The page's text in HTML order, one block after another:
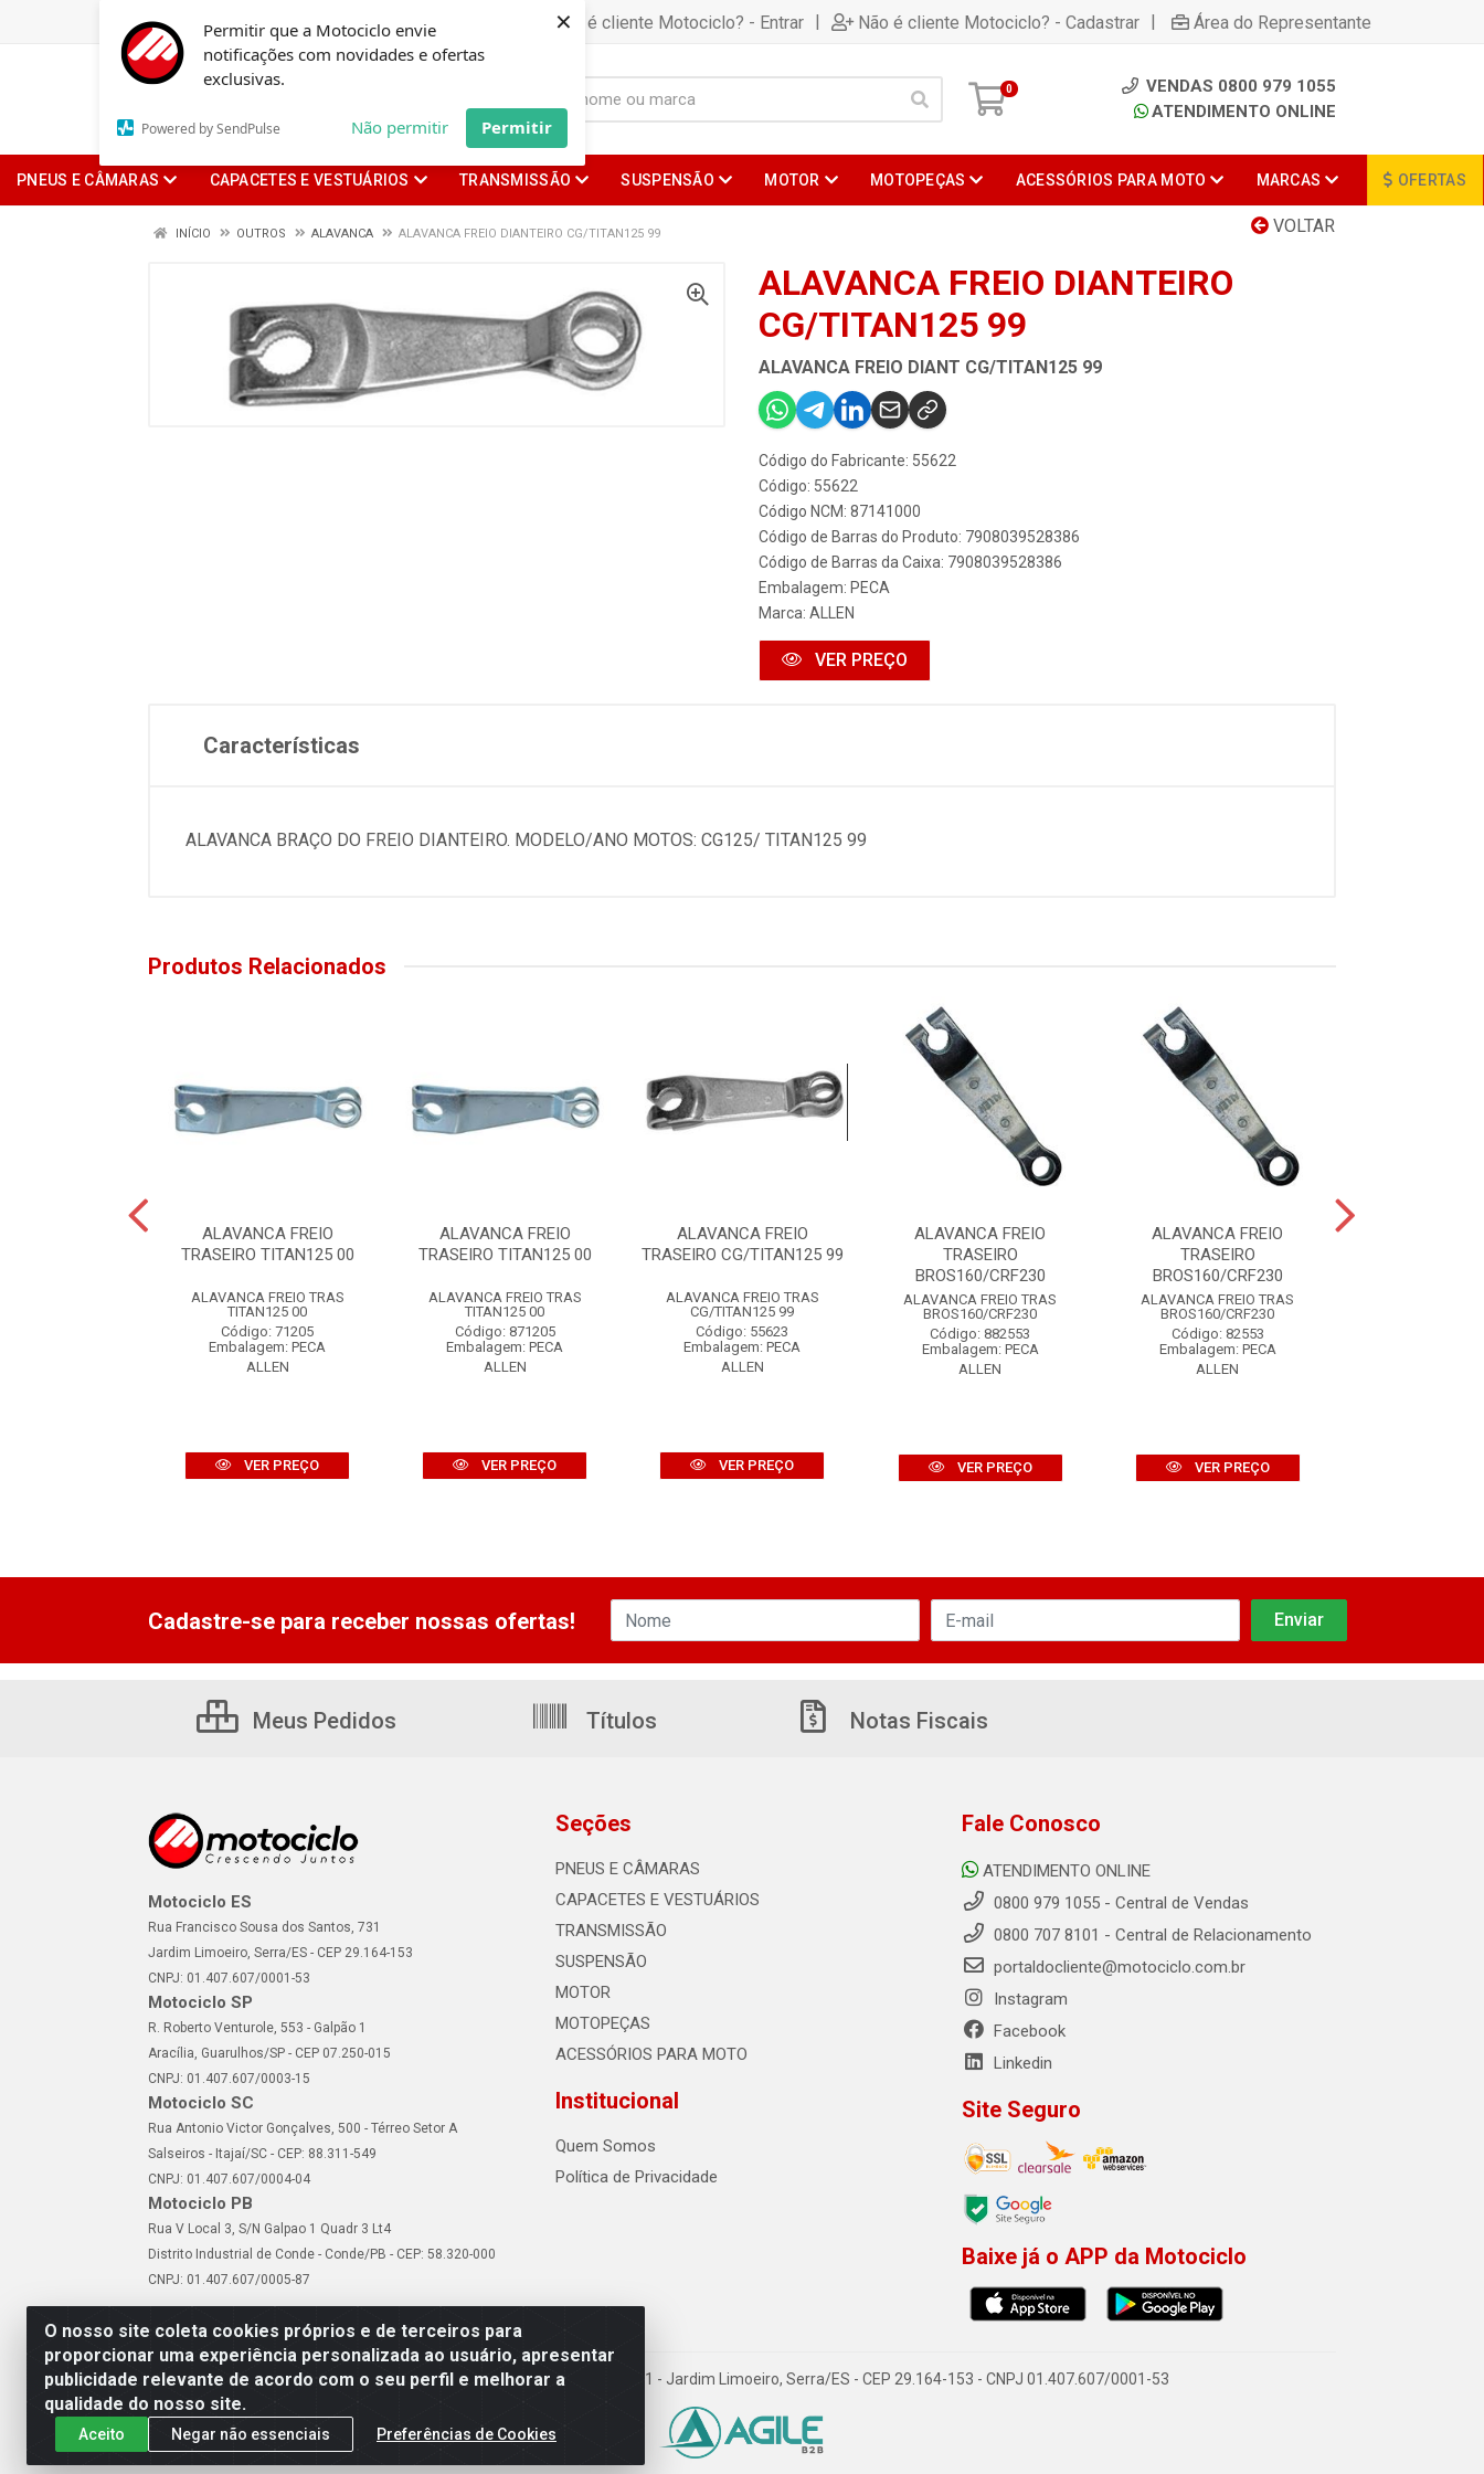
Permitir que a Motociclo envie
notificações com novidades e ofertas
exclusivas.
Powered by SendPulse Não permitir Permitir
×Já é cliente Motociclo? - Entrar | Não é cliente Motociclo? - Cadastrar | Área do Representante
0
VENDAS 0800 979 1055
ATENDIMENTO ONLINE
PNEUS E CÂMARAS CAPACETES E VESTUÁRIOS TRANSMISSÃO SUSPENSÃO MOTOR MOTOPEÇAS ACESSÓRIOS PARA MOTO MARCAS OFERTAS
VOLTAR
INÍCIO OUTROS ALAVANCA ALAVANCA FREIO DIANTEIRO CG/TITAN125 99
ALAVANCA FREIO DIANTEIRO
CG/TITAN125 99
ALAVANCA FREIO DIANT CG/TITAN125 99
Código do Fabricante: 55622
Código: 55622
Código NCM: 87141000
Código de Barras do Produto: 7908039528386
Código de Barras da Caixa: 7908039528386
Embalagem: PECA
Marca: ALLEN
VER PREÇO
Características
ALAVANCA BRAÇO DO FREIO DIANTEIRO. MODELO/ANO MOTOS: CG125/ TITAN125 99
Produtos Relacionados
ALAVANCA FREIO
TRASEIRO TITAN125 00
ALAVANCA FREIO TRAS
TITAN125 00
Código: 71205
Embalagem: PECA
ALLEN
VER PREÇO
ALAVANCA FREIO
TRASEIRO TITAN125 00
ALAVANCA FREIO TRAS
TITAN125 00
Código: 871205
Embalagem: PECA
ALLEN
VER PREÇO
ALAVANCA FREIO
TRASEIRO CG/TITAN125 99
ALAVANCA FREIO TRAS
CG/TITAN125 99
Código: 55623
Embalagem: PECA
ALLEN
VER PREÇO
ALAVANCA FREIO
TRASEIRO
BROS160/CRF230
ALAVANCA FREIO TRAS
BROS160/CRF230
Código: 882553
Embalagem: PECA
ALLEN
VER PREÇO
ALAVANCA FREIO
TRASEIRO
BROS160/CRF230
ALAVANCA FREIO TRAS
BROS160/CRF230
Código: 82553
Embalagem: PECA
ALLEN
VER PREÇO
O nosso site coleta cookies próprios e de terceiros para
proporcionar uma experiência personalizada ao usuário, apresentar
publicidade relevante de acordo com o seu perfil e melhorar a
qualidade do nosso site.
Aceito Negar não essenciais Preferências de Cookies
Cadastre-se para receber nossas ofertas!
Meus Pedidos Títulos Notas Fiscais
Motociclo ES
Rua Francisco Sousa dos Santos, 731
Jardim Limoeiro, Serra/ES - CEP 29.164-153
CNPJ: 01.407.607/0001-53
Motociclo SP
R. Roberto Venturole, 553 - Galpão 1
Aracília, Guarulhos/SP - CEP 07.250-015
CNPJ: 01.407.607/0003-15
Motociclo SC
Rua Antonio Victor Gonçalves, 500 - Térreo Setor A
Salseiros - Itajaí/SC - CEP: 88.311-549
CNPJ: 01.407.607/0004-04
Motociclo PB
Rua V Local 3, S/N Galpao 1 Quadr 3 Lt4
Distrito Industrial de Conde - Conde/PB - CEP: 58.320-000
CNPJ: 01.407.607/0005-87
Seções
PNEUS E CÂMARAS
CAPACETES E VESTUÁRIOS
TRANSMISSÃO
SUSPENSÃO
MOTOR
MOTOPEÇAS
ACESSÓRIOS PARA MOTO
Institucional
Quem Somos
Política de Privacidade
Fale Conosco
ATENDIMENTO ONLINE
0800 979 1055 - Central de Vendas
0800 707 8101 - Central de Relacionamento
portaldocliente@motociclo.com.br
Instagram
Facebook
Linkedin
Site Seguro
Baixe já o APP da Motociclo
Motociclo - Rua Francisco Sousa dos Santos, 731 - Jardim Limoeiro, Serra/ES - CEP 29.164-153 - CNPJ 01.407.607/0001-53